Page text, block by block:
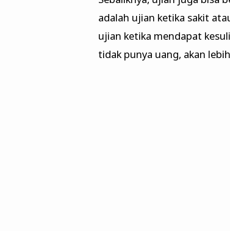
adalah ujian ketika sakit
ujian ketika mendapat
tidak punya uang, akan